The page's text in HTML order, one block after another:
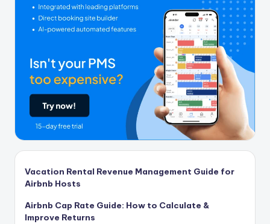
Vacation Rental Revenue Management Guide for
Airbnb Hosts
Airbnb Cap Rate Guide: How to Calculate &
Improve Returns